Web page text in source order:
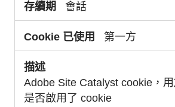
會話
第一方
Adobe Site Catalyst cookie，
是否啟用了 cookie